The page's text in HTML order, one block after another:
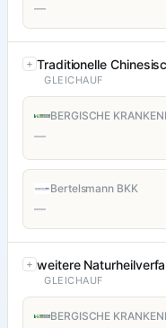
—
Traditionelle
GLEICHAUF
BERGISCHE
—
Bertelsmann BKK
—
weitere
GLEICHAUF
BERGISCHE